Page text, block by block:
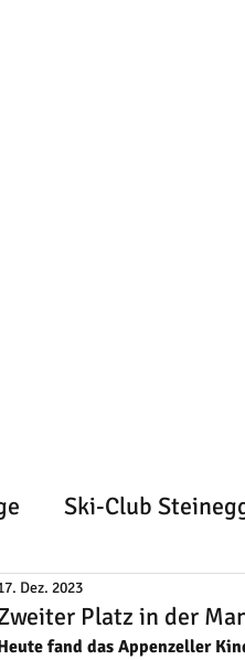
Ski-Club
Platz in der
Dez. 2023
fand das Appenzeller